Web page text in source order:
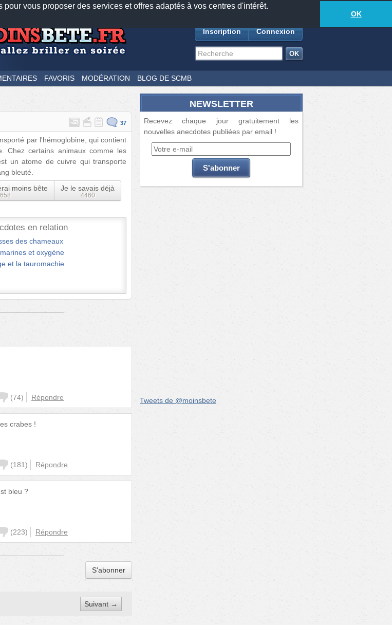
vous proposer des services et offres adaptés à vos centres d'intérêt.
OK
mobiles Newsletter Facebook
TwitterFeeds18881anecdotes-418lecteurs connectés
Inscription Connexion
FAVORIS MODÉRATION BLOG DE SCMB
37
par l'hémoglobine, qui contient
certains animaux comme les
un atome de cuivre qui transporte
bleuté.
moins bête
Je le savais déjà
4460
en relation
des chameaux
et oxygène
et la tauromachie
(74) Répondre
crabes !
(181) Répondre
bleu ?
(223) Répondre
S'abonner
Suivant →
NEWSLETTER
Recevez chaque jour gratuitement les
nouvelles anecdotes publiées par email !
Tweets de @moinsbete